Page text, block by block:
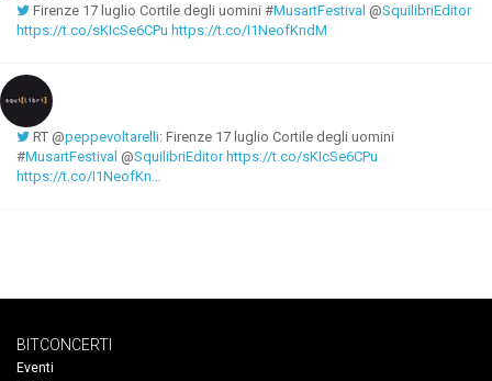
Firenze 17 luglio Cortile degli uomini #MusartFestival @SquilibriEditor
https://t.co/sKIcSe6CPu https://t.co/I1NeofKndM
RT @peppevoltarelli: Firenze 17 luglio Cortile degli uomini
#MusartFestival @SquilibriEditor https://t.co/sKIcSe6CPu
https://t.co/I1NeofKn…
BITCONCERTI
Eventi